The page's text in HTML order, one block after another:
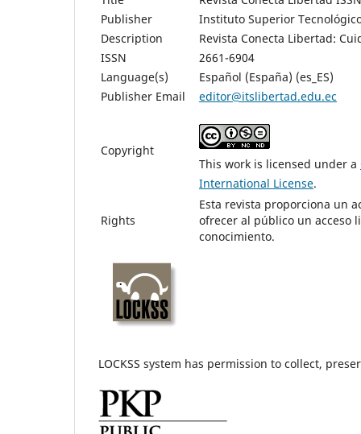
Publisher
Instituto Superior
Description
Revista Conecta Libertad:
ISSN
2661-6904
Language(s)
Español (España) (es_ES)
Publisher Email
editor@itslibertad.edu.ec
Copyright
This work is licensed under a
International License.
Rights
Esta revista proporciona un
ofrecer al público un acceso
conocimiento.
LOCKSS system has permission to collect,